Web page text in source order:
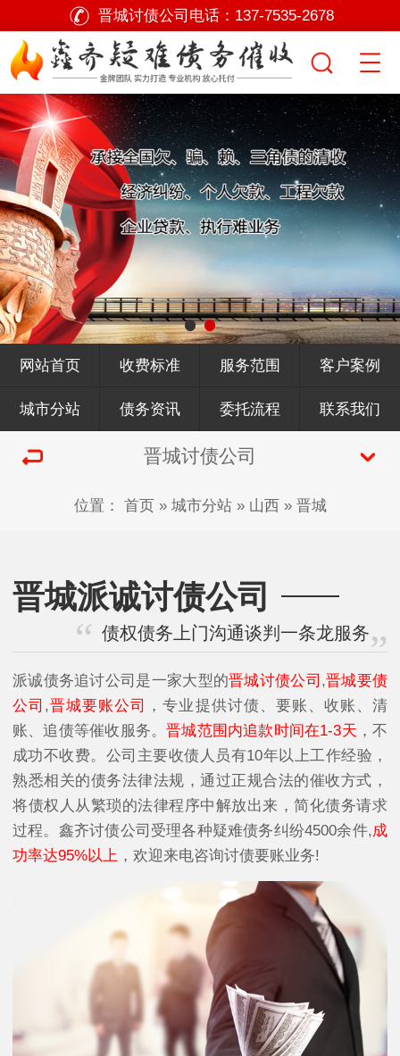
晋城讨债公司电话： 137-7535-2678
网站首页 收费标准 服务范围 客户案例
城市分站 债务资讯 委托流程 联系我们
晋城讨债公司
位置： 首页» 城市分站» 山西» 晋城
晋城派诚讨债公司
债权债务上门沟通谈判一条龙服务
派诚债务追讨公司是一家大型的晋城讨债公司 ,晋城要债
公司 ,晋城要账公司
，专业提供讨债、要账、收账、清
账、追债等催收服务。晋城范围内追款时间在1-3天 ，不
成功不收费。公司主要收债人员有10年以上工作经验，
熟悉相关的债务法律法规，通过正规合法的催收方式，
将债权人从繁琐的法律程序中解放出来，简化债务请求
过程。鑫齐讨债公司受理各种疑难债务纠纷4500余件,成
功率达95%以上 ，欢迎来电咨询讨债要账业务!